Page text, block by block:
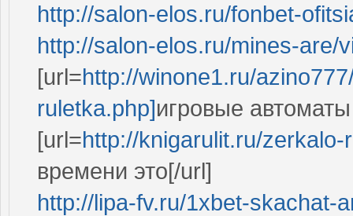
http://salon-elos.ru/fonbet-
http://salon-elos.ru/mines-are/
[url=http://winone1.ru/
ruletka.php]игровые
[url=http://knigarulit.ru/
времени это[/url]
http://lipa-fv.ru/1xbet-skachat-